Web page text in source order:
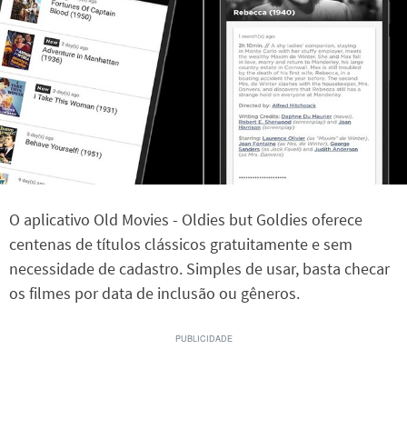
O aplicativo Old Movies - Oldies but Goldies oferece
centenas de títulos clássicos gratuitamente e sem
necessidade de cadastro. Simples de usar, basta checar
os filmes por data de inclusão ou gêneros.